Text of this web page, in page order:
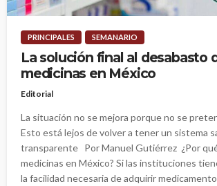
PRINCIPALES SEMANARIO
La solución final al desabasto
medicinas en México
Editorial
La situación no se mejora porque no se
Esto está lejos de volver a tener un sistema
transparente Por Manuel Gutiérrez ¿Por
medicinas en México? Si las instituciones
la facilidad necesaria de adquirir